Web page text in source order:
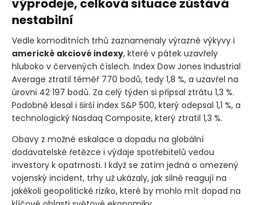
nestabilní
Vedle komoditních trhů zaznamenaly výrazné výkyvy i
americké akciové indexy, které v pátek uzavřely
hluboko v červených číslech. Index Dow Jones Industrial
Average ztratil téměř 770 bodů, tedy 1,8 %, a uzavřel na
úrovni 42 197 bodů. Za celý týden si připsal ztrátu 1,3 %.
Podobně klesal i širší index S&P 500, který odepsal 1,1 %, a
technologický Nasdaq Composite, který ztratil 1,3 %.
Obavy z možné eskalace a dopadu na globální
dodavatelské řetězce i výdaje spotřebitelů vedou
investory k opatrnosti. I když se zatím jedná o omezený
vojenský incident, trhy už ukázaly, jak silně reagují na
jakékoli geopolitické riziko, které by mohlo mít dopad na